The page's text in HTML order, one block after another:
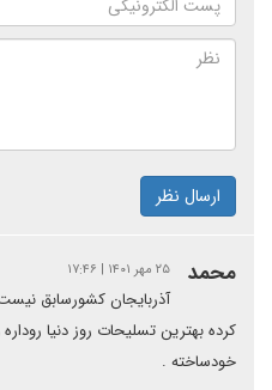
ارسال نظر
محمد ۲۵ مهر ۱۴۰۱ | ۱۷:۴۶
آذربایجان کشورسابق
کرده بهترین تسلیحات روز دنیا
خودساخته .